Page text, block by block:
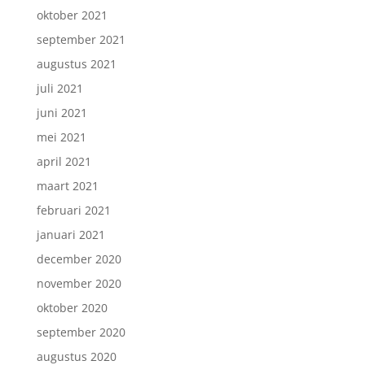
oktober 2021
september 2021
augustus 2021
juli 2021
juni 2021
mei 2021
april 2021
maart 2021
februari 2021
januari 2021
december 2020
november 2020
oktober 2020
september 2020
augustus 2020